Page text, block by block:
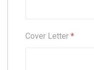
Cover Letter *